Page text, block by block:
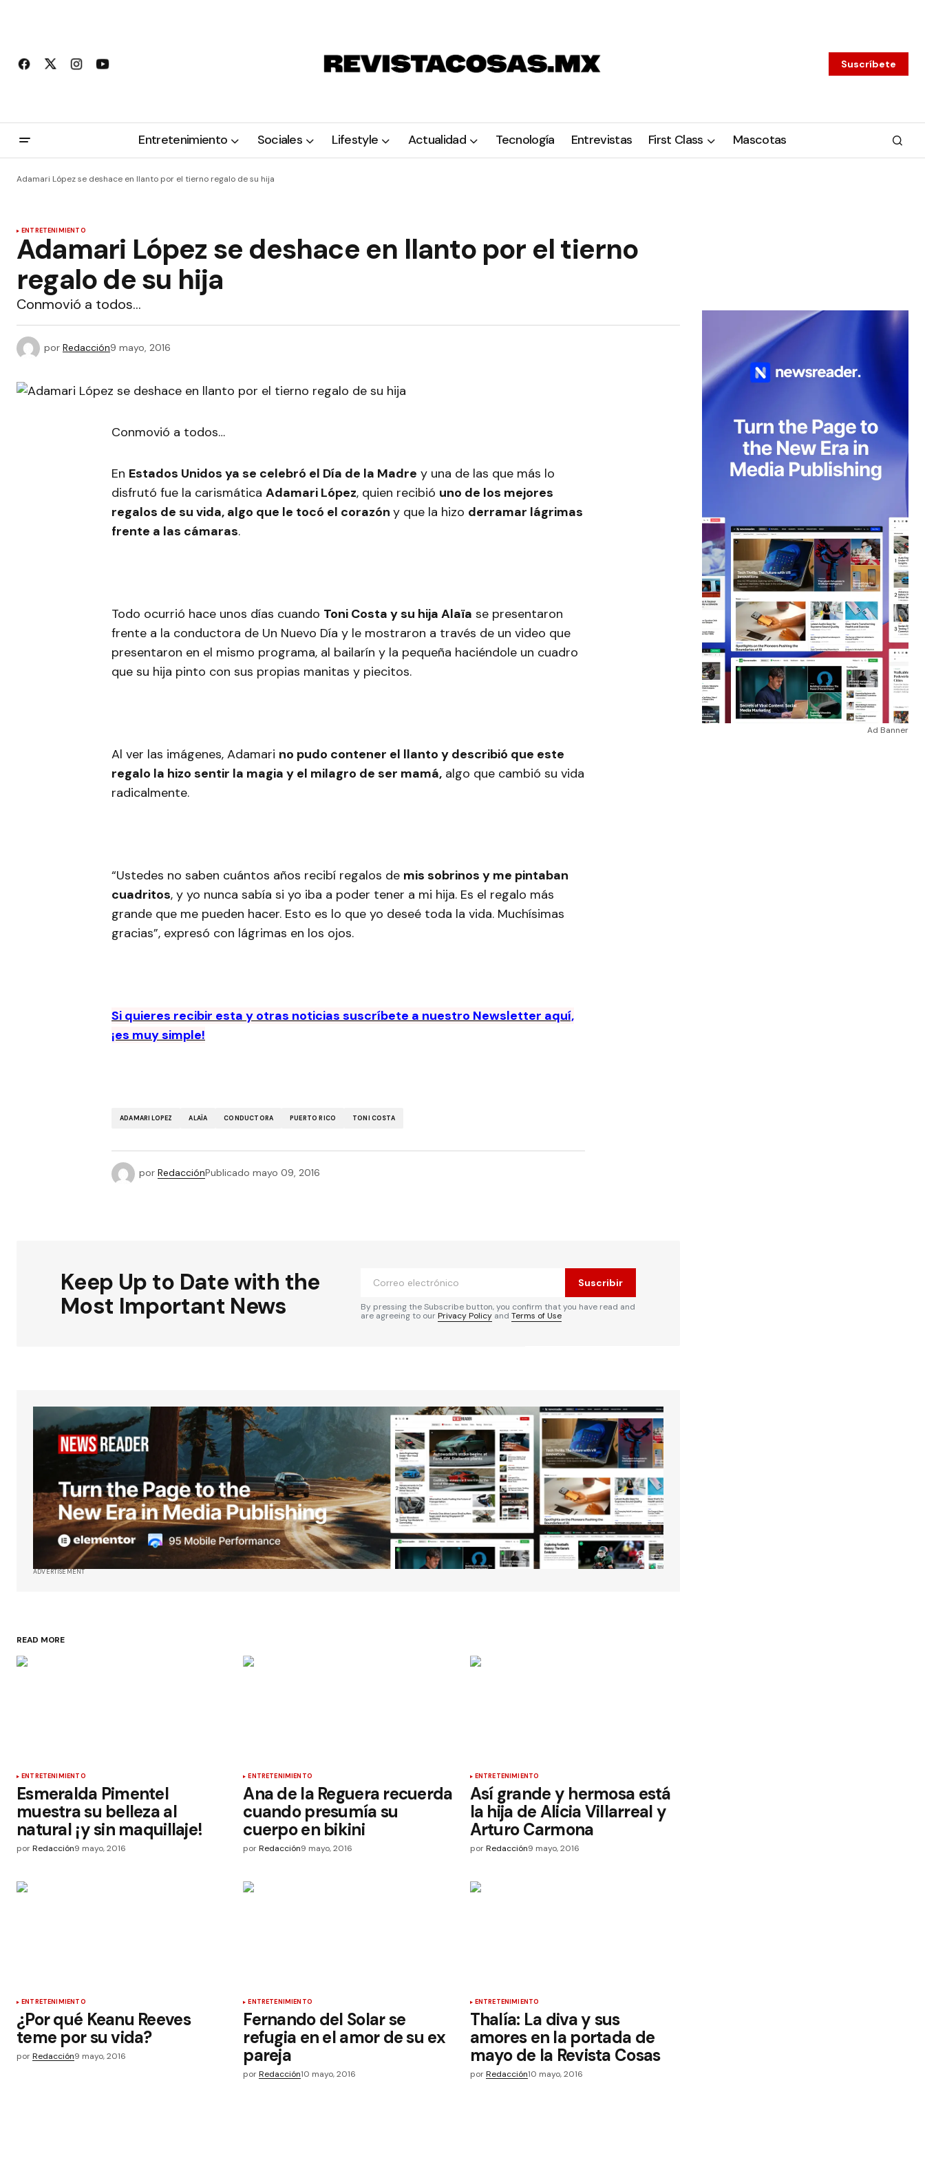
Suscríbete
Entretenimiento Sociales Lifestyle Actualidad Tecnología Entrevistas First Class Mascotas
Adamari López se deshace en llanto por el tierno regalo de su hija
ENTRETENIMIENTO
Adamari López se deshace en llanto por el tierno
regalo de su hija
Conmovió a todos…
por Redacción9 mayo, 2016
Conmovió a todos…
En Estados Unidos ya se celebró el Día de la Madre y una de las que más lo
disfrutó fue la carismática Adamari López, quien recibió uno de los mejores
regalos de su vida, algo que le tocó el corazón y que la hizo derramar lágrimas
frente a las cámaras.
Todo ocurrió hace unos días cuando Toni Costa y su hija Alaïa se presentaron
frente a la conductora de Un Nuevo Día y le mostraron a través de un video que
presentaron en el mismo programa, al bailarín y la pequeña haciéndole un cuadro
que su hija pinto con sus propias manitas y piecitos.
Al ver las imágenes, Adamari no pudo contener el llanto y describió que este
regalo la hizo sentir la magia y el milagro de ser mamá, algo que cambió su vida
radicalmente.
“Ustedes no saben cuántos años recibí regalos de mis sobrinos y me pintaban
cuadritos, y yo nunca sabía si yo iba a poder tener a mi hija. Es el regalo más
grande que me pueden hacer. Esto es lo que yo deseé toda la vida. Muchísimas
gracias”, expresó con lágrimas en los ojos.
Si quieres recibir esta y otras noticias suscríbete a nuestro Newsletter aquí,
¡es muy simple!
ADAMARI LOPEZ ALAÏA CONDUCTORA PUERTO RICO TONI COSTA
por RedacciónPublicado mayo 09, 2016
Keep Up to Date with the
Most Important News
Suscribir
By pressing the Subscribe button, you confirm that you have read and
are agreeing to ourPrivacy Policy and Terms of Use
ADVERTISEMENT
READ MORE
ENTRETENIMIENTO
Esmeralda Pimentel
muestra su belleza al
natural ¡y sin maquillaje!
porRedacción9 mayo, 2016
ENTRETENIMIENTO
Ana de la Reguera recuerda
cuando presumía su
cuerpo en bikini
por Redacción9 mayo, 2016
ENTRETENIMIENTO
Así grande y hermosa está
la hija de Alicia Villarreal y
Arturo Carmona
por Redacción9 mayo, 2016
ENTRETENIMIENTO
¿Por qué Keanu Reeves
teme por su vida?
porRedacción9 mayo, 2016
ENTRETENIMIENTO
Fernando del Solar se
refugia en el amor de su ex
pareja
por Redacción10 mayo, 2016
ENTRETENIMIENTO
Thalía: La diva y sus
amores en la portada de
mayo de la Revista Cosas
por Redacción10 mayo, 2016
Ad Banner